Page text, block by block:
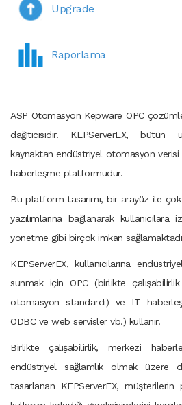
Upgrade
Raporlama
ASP Otomasyon Kepware OPC
dağıtıcısıdır. KEPServerEX,
kaynaktan endüstriyel otomasyon
haberleşme platformudur.
Bu platform tasarımı, bir arayüz ile
yazılımlarına bağlanarak
yönetme gibi birçok imkan
KEPServerEX, kullanıcılarına
sunmak için OPC (birlikte
otomasyon standardı) ve IT
ODBC ve web servisler vb.) kullanır.
Birlikte çalışabilirlik, merkezi
endüstriyel sağlamlık olmak üzere
tasarlanan KEPServerEX,